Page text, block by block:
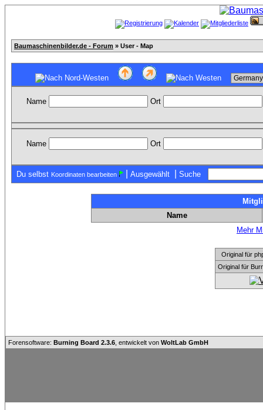
Baumaschinenbilder.de - Forum » User - Map
Name Ort
Name Ort
Du selbst Koordinaten bearbeiten Ausgewählt Suche
Name
Mehr
Original für
Original für
Forensoftware: Burning Board 2.3.6 , entwickelt von WoltLab GmbH